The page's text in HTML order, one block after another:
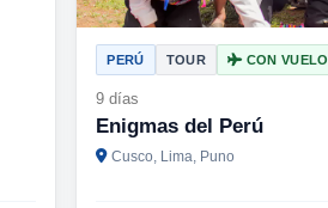
PERÚ TOUR CON VUELO
9 días
Enigmas del Perú
Cusco, Lima, Puno